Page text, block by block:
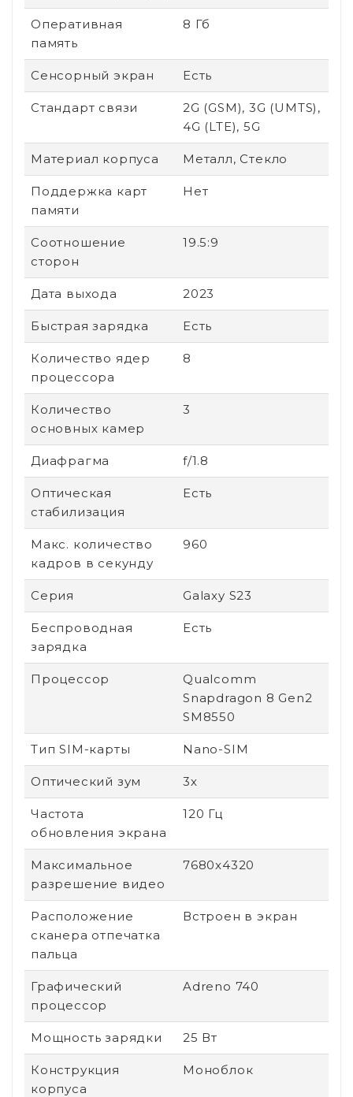
Оперативная
память
8 Гб
Сенсорный экран Есть
Стандарт связи
2G (GSM), 3G (UMTS),
4G (LTE), 5G
Материал корпуса Металл, Стекло
Поддержка карт
памяти
Нет
Соотношение
сторон
19.5:9
Дата выхода 2023
Быстрая зарядка Есть
Количество ядер
процессора
8
Количество
основных камер
3
Диафрагма f/1.8
Оптическая
стабилизация
Есть
Макс. количество
кадров в секунду
960
Серия Galaxy S23
Беспроводная
зарядка
Есть
Процессор
Qualcomm
Snapdragon 8 Gen2
SM8550
Тип SIM-карты Nano-SIM
Оптический зум 3х
Частота
обновления экрана
120 Гц
Максимальное
разрешение видео
7680x4320
Расположение
сканера отпечатка
пальца
Встроен в экран
Графический
процессор
Adreno 740
Мощность зарядки 25 Вт
Конструкция
корпуса
Моноблок